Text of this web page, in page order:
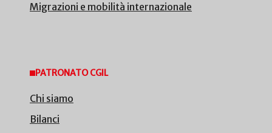
Migrazioni e mobilità internazionale
PATRONATO CGIL
Chi siamo
Bilanci